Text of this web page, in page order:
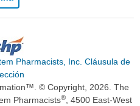
Pharmacists, Inc. Cláusula de
© Copyright, 2026. The
Pharmacists®, 4500 East-West